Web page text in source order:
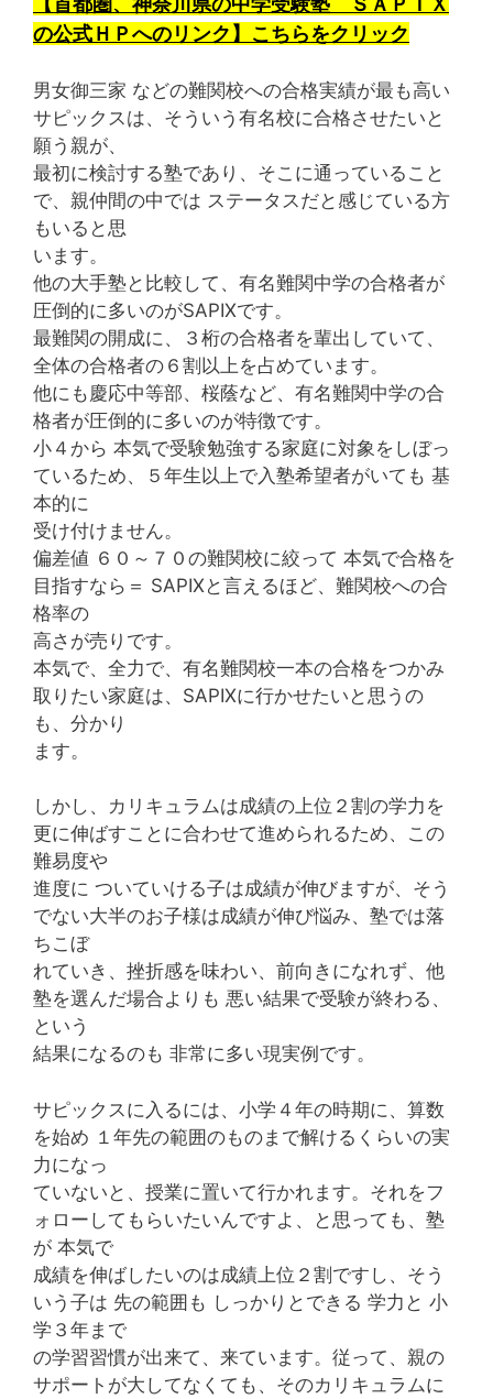
の公式ＨＰへのリンク】こちらをクリック
男女御三家 などの難関校への合格実績が最も高い
サピックスは、そういう有名校に合格させたいと
願う親が、
最初に検討する塾であり、そこに通っていること
で、親仲間の中では ステータスだと感じている方
もいると思
います。
他の大手塾と比較して、有名難関中学の合格者が
圧倒的に多いのがSAPIXです。
最難関の開成に、３桁の合格者を輩出していて、
全体の合格者の６割以上を占めています。
他にも慶応中等部、桜蔭など、有名難関中学の合
格者が圧倒的に多いのが特徴です。
小４から 本気で受験勉強する家庭に対象をしぼっ
ているため、５年生以上で入塾希望者がいても 基
本的に
受け付けません。
偏差値 ６０～７０の難関校に絞って 本気で合格を
目指すなら＝ SAPIXと言えるほど、難関校への合
格率の
高さが売りです。
本気で、全力で、有名難関校一本の合格をつかみ
取りたい家庭は、SAPIXに行かせたいと思うの
も、分かり
ます。
しかし、カリキュラムは成績の上位２割の学力を
更に伸ばすことに合わせて進められるため、この
難易度や
進度に ついていける子は成績が伸びますが、そう
でない大半のお子様は成績が伸び悩み、塾では落
ちこぼ
れていき、挫折感を味わい、前向きになれず、他
塾を選んだ場合よりも 悪い結果で受験が終わる、
という
結果になるのも 非常に多い現実例です。
サピックスに入るには、小学４年の時期に、算数
を始め １年先の範囲のものまで解けるくらいの実
力になっ
ていないと、授業に置いて行かれます。それをフ
ォローしてもらいたいんですよ、と思っても、塾
が 本気で
成績を伸ばしたいのは成績上位２割ですし、そう
いう子は 先の範囲も しっかりとできる 学力と 小
学３年まで
の学習習慣が出来て、来ています。従って、親の
サポートが大してなくても、そのカリキュラムに